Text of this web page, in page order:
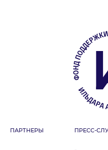
Фестиваль
ПАРТНЕРЫ ПРЕСС-